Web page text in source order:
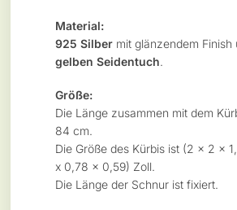
Material:
925 Silbermit glänzendem Finish
gelben Seidentuch.
Größe:
Die Länge zusammen mit dem
84 cm.
Die Größe des Kürbis ist (2 x 2 x
x 0,78 x 0,59) Zoll.
Die Länge der Schnur ist fixiert.